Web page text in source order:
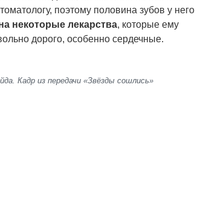
поэтому половина зубов у него
некоторые лекарства, которые ему
дорого, особенно сердечные.
Кадр из передачи «Звёзды сошлись»